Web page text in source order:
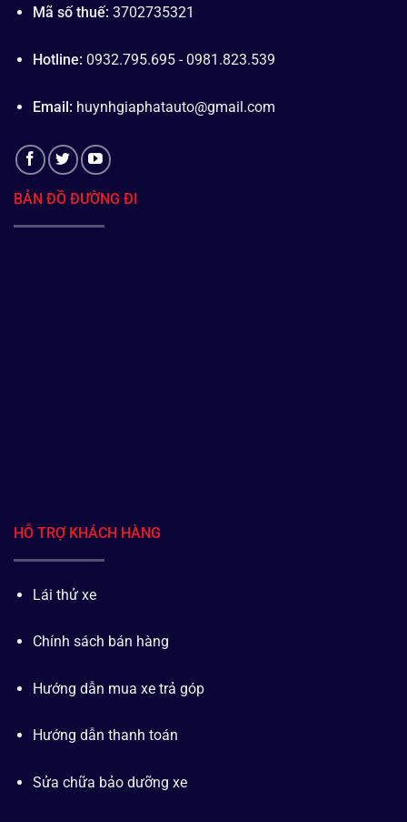
Mã số thuế: 3702735321
Hotline: 0932.795.695 - 0981.823.539
Email: huynhgiaphatauto@gmail.com
BẢN ĐỒ ĐƯỜNG ĐI
HỖ TRỢ KHÁCH HÀNG
Lái thử xe
Chính sách bán hàng
Hướng dẫn mua xe trả góp
Hướng dẫn thanh toán
Sửa chữa bảo dưỡng xe